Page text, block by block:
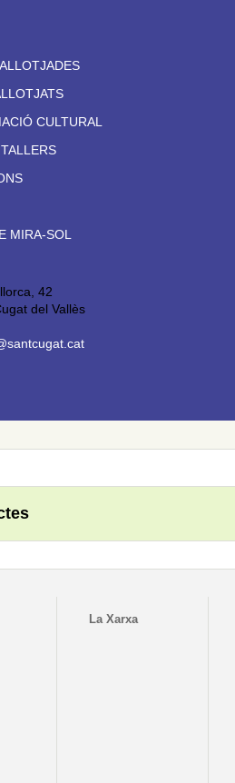
CULTURAL
MIRA-SOL
42
del Vallès
La Xarxa